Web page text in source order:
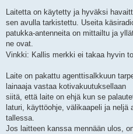
Laitetta on käytetty ja hyväksi
sen avulla tarkistettu. Useita
patukka-antenneita on mittailtu ja
ne ovat.
Vinkki: Kallis merkki ei takaa hyvin
Laite on pakattu agenttisalkkuun
lainaaja vastaa kotivakuutuksellaan
siitä, että laite on ehjä kun se
laturi, käyttöohje, välikaapeli ja neljä
tallessa.
Jos laitteen kanssa mennään ulos,